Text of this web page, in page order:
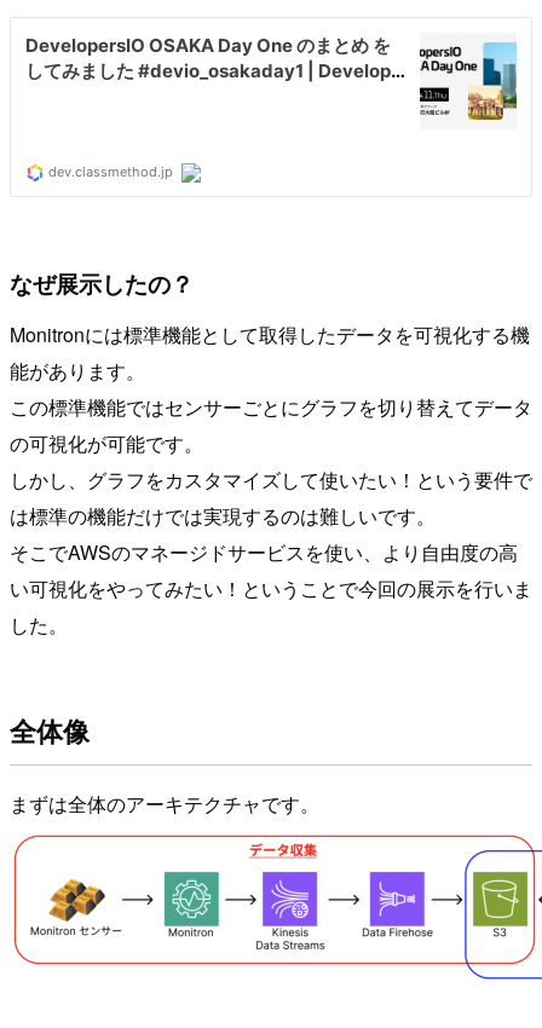
なぜ展示したの？
Monitronには標準機能として取得したデータを可視化する機
能があります。
この標準機能ではセンサーごとにグラフを切り替えてデータ
の可視化が可能です。
しかし、グラフをカスタマイズして使いたい！という要件で
は標準の機能だけでは実現するのは難しいです。
そこでAWSのマネージドサービスを使い、より自由度の高
い可視化をやってみたい！ということで今回の展示を行いま
した。
全体像
まずは全体のアーキテクチャです。